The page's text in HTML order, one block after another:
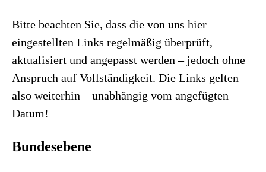
Bitte beachten Sie, dass die von uns hier
eingestellten Links regelmäßig überprüft,
aktualisiert und angepasst werden – jedoch ohne
Anspruch auf Vollständigkeit. Die Links gelten
also weiterhin – unabhängig vom angefügten
Datum!
Bundesebene